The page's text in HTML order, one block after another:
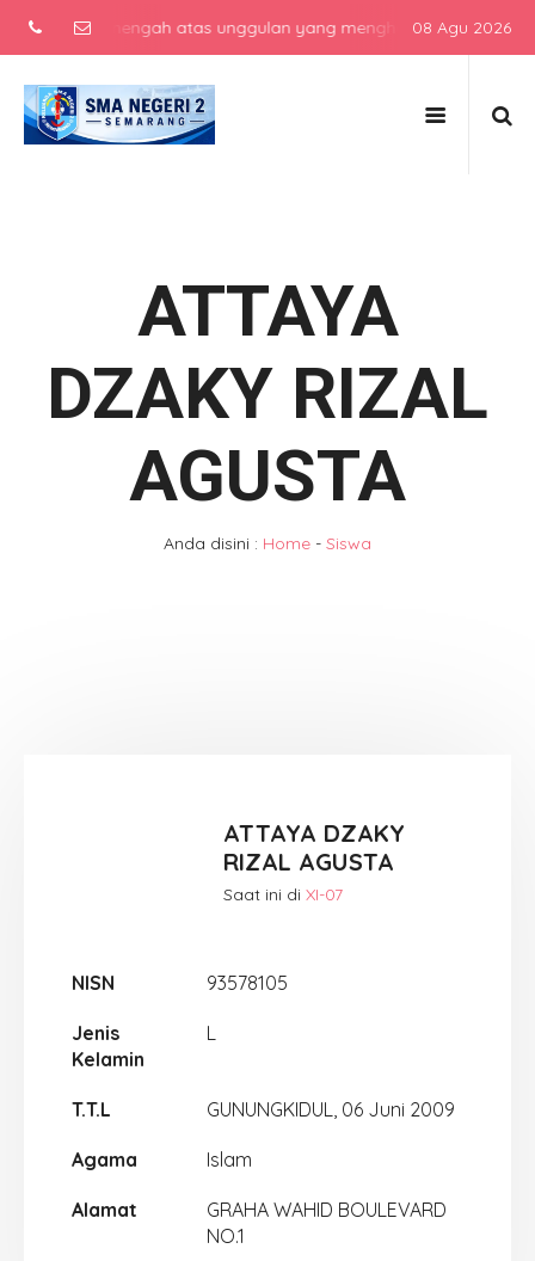
menengah atas unggulan yang menghasilkan lulusan
08 Agu 2026
ATTAYA
DZAKY RIZAL
AGUSTA
Anda disini : Home - Siswa
ATTAYA DZAKY
RIZAL AGUSTA
Saat ini di XI-07
NISN 93578105
Jenis
Kelamin
L
T.T.L GUNUNGKIDUL, 06 Juni 2009
Agama Islam
Alamat
GRAHA WAHID BOULEVARD
NO.1